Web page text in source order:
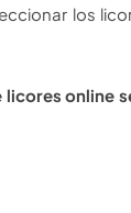
los
online